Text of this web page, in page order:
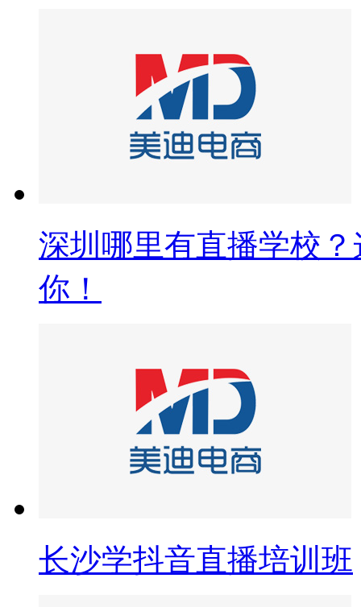
深圳哪里有直播学校
你！
长沙学抖音直播培训班